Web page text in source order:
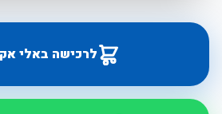
לרכישה באלי